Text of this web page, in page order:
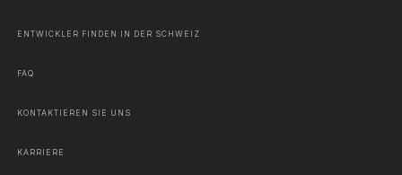
ENTWICKLER FINDEN IN DER SCHWEIZ
FAQ
KONTAKTIEREN SIE UNS
KARRIERE